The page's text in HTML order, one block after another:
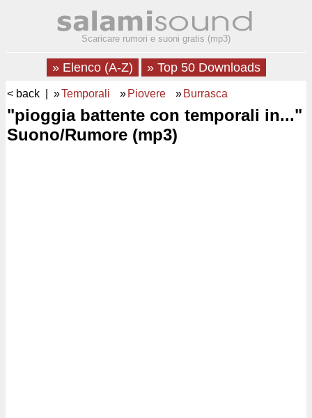
Scaricare rumori e suoni gratis (mp3)
» Elenco (A-Z) » Top 50 Downloads
< back | »Temporali » Piovere » Burrasca
"pioggia battente con temporali in..."
Suono/Rumore (mp3)